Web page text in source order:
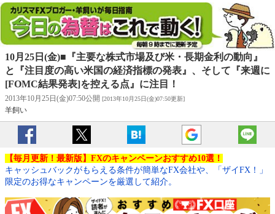
10月25日(金)■『主要な株式市場及び米・長期金利の動向』
と『注目度の高い米国の経済指標の発表』、そして『来週に
[FOMC結果発表]を控える点』に注目！
2013年10月25日(金)07:50公開 [2013年10月25日(金)07:50更新]
羊飼い
【毎月更新！最新版】FXのキャンペーンおすすめ10選！
キャッシュバックがもらえる条件が簡単なFX会社や、「ザイFX！」
限定のお得なキャンペーンを厳選して紹介。